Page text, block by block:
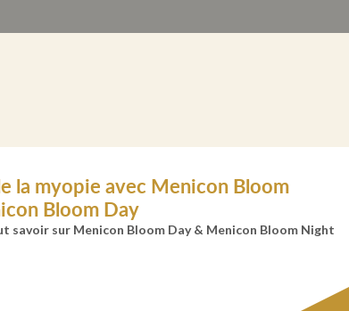
la myopie avec Menicon Bloom
Bloom Day
savoir sur Menicon Bloom Day & Menicon Bloom Night